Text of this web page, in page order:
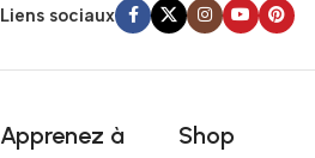
Liens sociaux
Apprenez à
Shop